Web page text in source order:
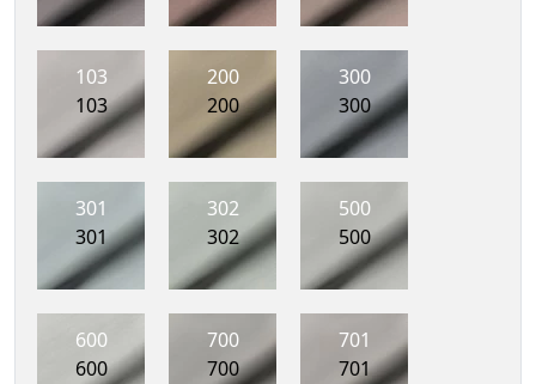
103
103
200
200
300
300
301
301
302
302
500
500
600
600
700
700
701
701